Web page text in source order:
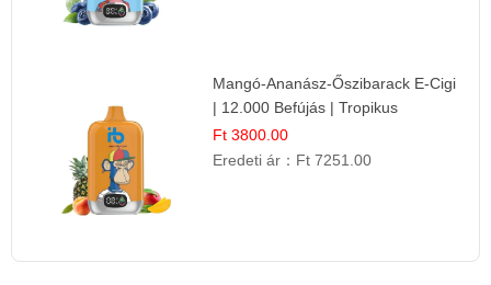
Mangó-Ananász-Őszibarack E-Cigi
| 12.000 Befújás | Tropikus
Gyümölcs Íz
Ft 3800.00
Eredeti ár： Ft 7251.00